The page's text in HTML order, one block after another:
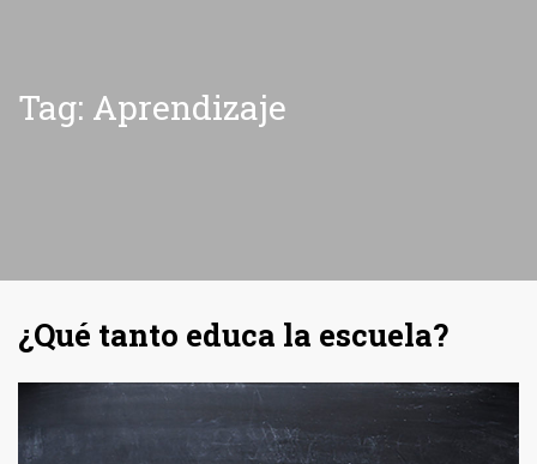
Tag: Aprendizaje
¿Qué tanto educa la escuela?